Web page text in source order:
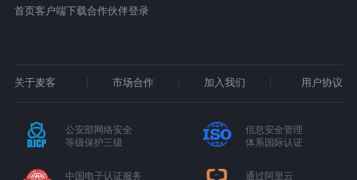
首页客户端下载合作伙伴登录
关于麦客 市场合作 加入我们 用户协议
公安部网络安全
等级保护三级
信息安全管理
体系国际认证
中国电子认证服务
通过阿里云